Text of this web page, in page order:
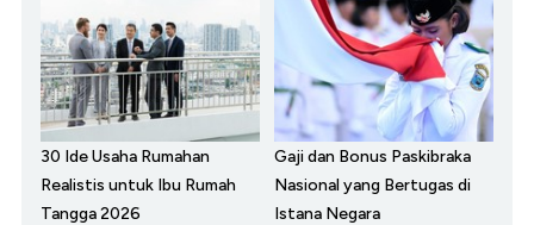
30 Ide Usaha Rumahan
Realistis untuk Ibu Rumah
Tangga 2026
Gaji dan Bonus Paskibraka
Nasional yang Bertugas di
Istana Negara